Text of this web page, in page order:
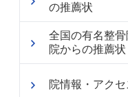
の推薦状
全国の有名整
院からの推薦状
院情報・アクセ